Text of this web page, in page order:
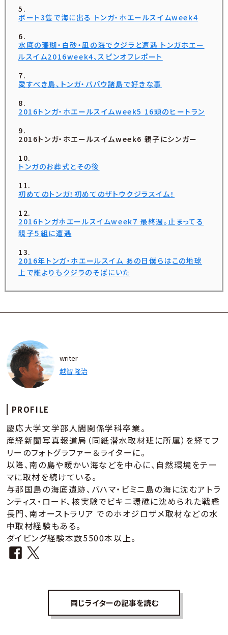
ボート3隻で海に出る トンガ・ホエールスイムweek4
水底の珊瑚・白砂・凪の海でクジラと遭遇 トンガホエー
ルスイム2016week4、スピンオフレポート
愛すべき島、トンガ・ババウ諸島で好きな事
2016トンガ・ホエールスイムweek5 16頭のヒートラン
2016トンガ・ホエールスイムweek6 親子にシンガー
トンガのお葬式とその後
初めてのトンガ！初めてのザトウクジラスイム！
2016トンガホエールスイムweek7 最終週。止まってる
親子５組に遭遇
2016年トンガ・ホエールスイム あの日僕らはこの地球
上で誰よりもクジラのそばにいた
writer
越智 隆治
PROFILE
慶応大学文学部人間関係学科卒業。
産経新聞写真報道局（同紙潜水取材班に所属）を経てフ
リーのフォトグラファー＆ライターに。
以降、南の島や暖かい海などを中心に、自然環境をテー
マに取材を続けている。
与那国島の海底遺跡、バハマ・ビミニ島の海に沈むアトラ
ンティス・ロード、核実験でビキニ環礁に沈められた戦艦
長門、南オーストラリア でのホオジロザメ取材などの水
中取材経験もある。
ダイビング経験本数5500本以上。
同じライターの記事を読む